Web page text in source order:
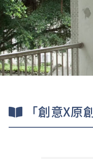
「創意X原